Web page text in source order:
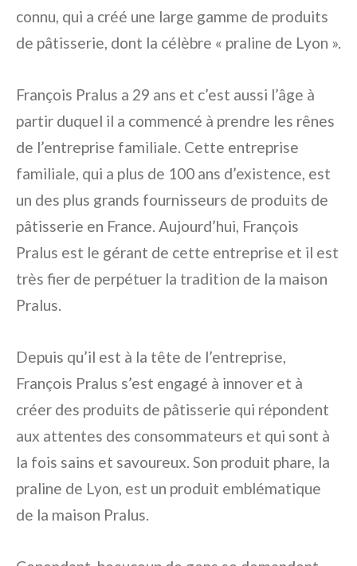
connu, qui a créé une large gamme de produits
de pâtisserie, dont la célèbre « praline de Lyon ».
François Pralus a 29 ans et c’est aussi l’âge à
partir duquel il a commencé à prendre les rênes
de l’entreprise familiale. Cette entreprise
familiale, qui a plus de 100 ans d’existence, est
un des plus grands fournisseurs de produits de
pâtisserie en France. Aujourd’hui, François
Pralus est le gérant de cette entreprise et il est
très fier de perpétuer la tradition de la maison
Pralus.
Depuis qu’il est à la tête de l’entreprise,
François Pralus s’est engagé à innover et à
créer des produits de pâtisserie qui répondent
aux attentes des consommateurs et qui sont à
la fois sains et savoureux. Son produit phare, la
praline de Lyon, est un produit emblématique
de la maison Pralus.